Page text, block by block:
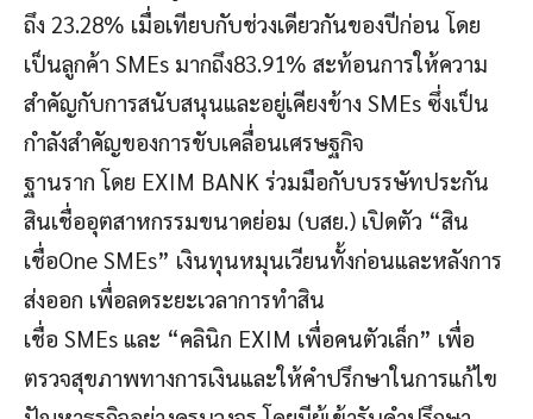
ถึง 23.28% เมื่อเทียบกับช่วงเดียวกันของปีก่อน โดย
เป็นลูกค้า SMEs มากถึง83.91% สะท้อนการให้ความ
สำคัญกับการสนับสนุนและอยู่เคียงข้าง SMEs ซึ่งเป็น
กำลังสำคัญของการขับเคลื่อนเศรษฐกิจ
ฐานราก โดย EXIM BANK ร่วมมือกับบรรษัทประกัน
สินเชื่ออุตสาหกรรมขนาดย่อม (บสย.) เปิดตัว “สิน
เชื่อOne SMEs” เงินทุนหมุนเวียนทั้งก่อนและหลังการ
ส่งออก เพื่อลดระยะเวลาการทำสิน
เชื่อ SMEs และ “คลินิก EXIM เพื่อคนตัวเล็ก” เพื่อ
ตรวจสุขภาพทางการเงินและให้คำปรึกษาในการแก้ไข